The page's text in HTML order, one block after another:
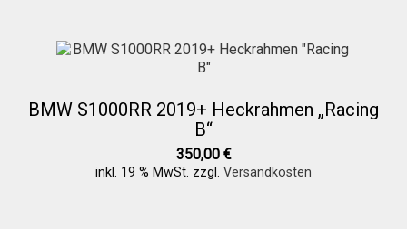
BMW S1000RR 2019+ Heckrahmen „Racing
B“
350,00 €
inkl. 19 % MwSt. zzgl. Versandkosten